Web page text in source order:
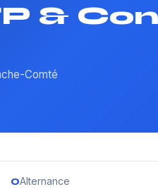
&
Comté
0Alternance